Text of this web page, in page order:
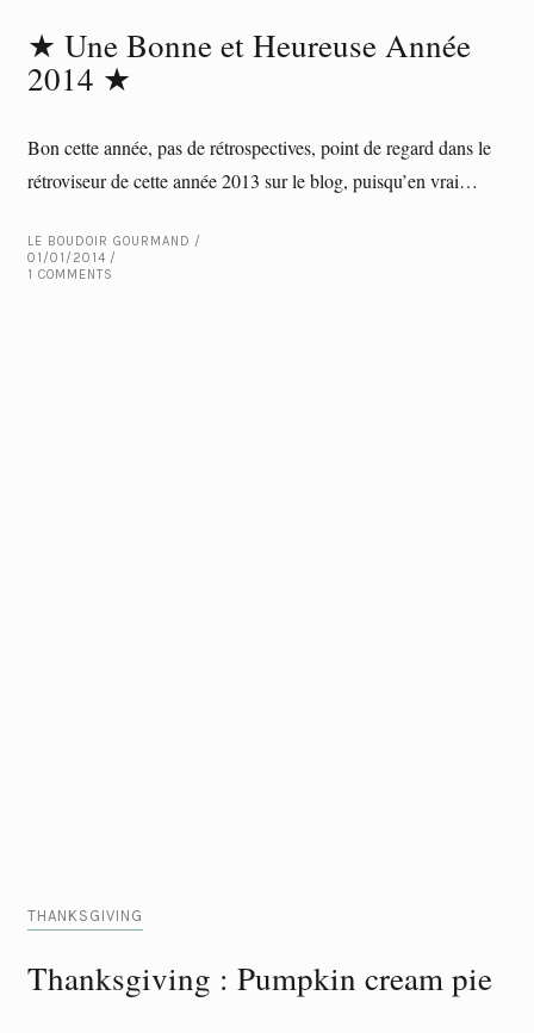
★ Une Bonne et Heureuse Année
2014 ★
Bon cette année, pas de rétrospectives, point de regard dans le
rétroviseur de cette année 2013 sur le blog, puisqu’en vrai…
LE BOUDOIR GOURMAND
01/01/2014
1 COMMENTS
THANKSGIVING
Thanksgiving : Pumpkin cream pie